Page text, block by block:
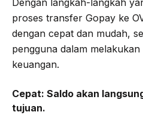
Dengan langkah-langkah
proses transfer Gopay ke
dengan cepat dan mudah,
pengguna dalam
keuangan.
Cepat: Saldo akan
tujuan.